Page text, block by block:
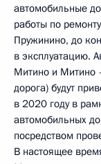
автомобильные
работы по
Пружинино, до
в эксплуатацию.
Митино и Митино
дорога) будут
в 2020 году в
автомобильных
посредством
В настоящее